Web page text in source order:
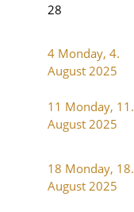
28
4 Monday, 4.
August 2025
11 Monday, 11.
August 2025
18 Monday, 18.
August 2025